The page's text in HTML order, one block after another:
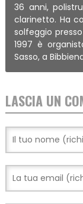
36 anni,
clarinetto. Ha
solfeggio
1997 è
Sasso, a
LASCIA UN